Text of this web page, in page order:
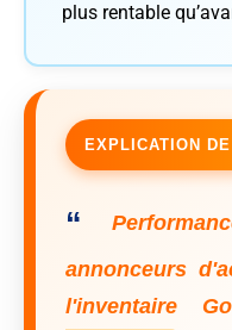
plus rentable
EXPLICATION
“
annonceurs
l'inventaire